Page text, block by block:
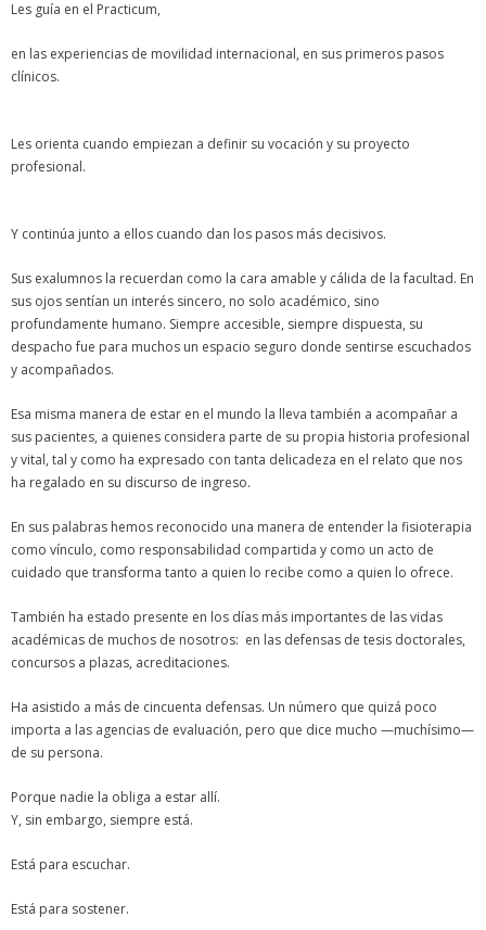
Les guía en el Practicum,
en las experiencias de movilidad internacional, en sus primeros pasos
clínicos.
Les orienta cuando empiezan a definir su vocación y su proyecto
profesional.
Y continúa junto a ellos cuando dan los pasos más decisivos.
Sus exalumnos la recuerdan como la cara amable y cálida de la facultad. En
sus ojos sentían un interés sincero, no solo académico, sino
profundamente humano. Siempre accesible, siempre dispuesta, su
despacho fue para muchos un espacio seguro donde sentirse escuchados
y acompañados.
Esa misma manera de estar en el mundo la lleva también a acompañar a
sus pacientes, a quienes considera parte de su propia historia profesional
y vital, tal y como ha expresado con tanta delicadeza en el relato que nos
ha regalado en su discurso de ingreso.
En sus palabras hemos reconocido una manera de entender la fisioterapia
como vínculo, como responsabilidad compartida y como un acto de
cuidado que transforma tanto a quien lo recibe como a quien lo ofrece.
También ha estado presente en los días más importantes de las vidas
académicas de muchos de nosotros: en las defensas de tesis doctorales,
concursos a plazas, acreditaciones.
Ha asistido a más de cincuenta defensas. Un número que quizá poco
importa a las agencias de evaluación, pero que dice mucho —muchísimo—
de su persona.
Porque nadie la obliga a estar allí.
Y, sin embargo, siempre está.
Está para escuchar.
Está para sostener.